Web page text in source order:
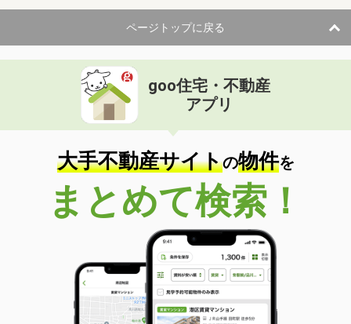
ページトップに戻る
goo住宅・不動産
アプリ
大手不動産サイトの物件を
まとめて検索！